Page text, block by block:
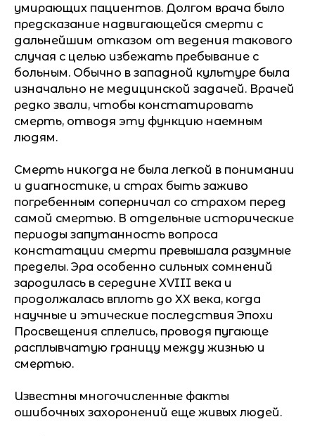
умирающих пациентов. Долгом врача было
предсказание надвигающейся смерти с
дальнейшим отказом от ведения такового
случая с целью избежать пребывание с
больным. Обычно в западной культуре была
изначально не медицинской задачей. Врачей
редко звали, чтобы констатировать
смерть, отводя эту функцию наемным
людям.
Смерть никогда не была легкой в понимании
и диагностике, и страх быть заживо
погребенным соперничал со страхом перед
самой смертью. В отдельные исторические
периоды запутанность вопроса
констатации смерти превышала разумные
пределы. Эра особенно сильных сомнений
зародилась в середине XVIII века и
продолжалась вплоть до XX века, когда
научные и этические последствия Эпохи
Просвещения сплелись, проводя пугающе
расплывчатую границу между жизнью и
смертью.
Известны многочисленные факты
ошибочных захоронений еще живых людей.